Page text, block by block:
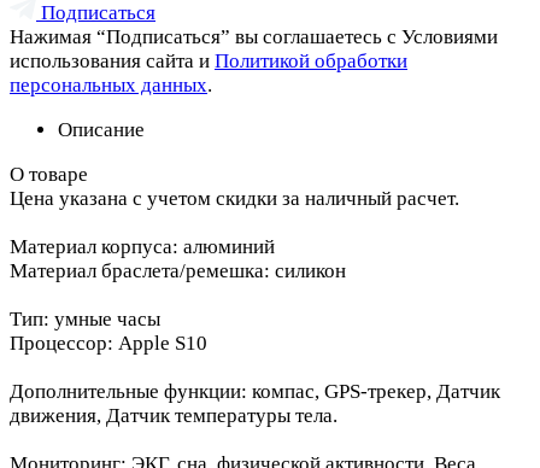
Подписаться
Нажимая “Подписаться” вы соглашаетесь с Условиями
использования сайта и Политикой обработки
персональных данных.
Описание
О товаре
Цена указана с учетом скидки за наличный расчет.
Материал корпуса: алюминий
Материал браслета/ремешка: силикон
Тип: умные часы
Процессор: Apple S10
Дополнительные функции: компас, GPS-трекер, Датчик
движения, Датчик температуры тела.
Мониторинг: ЭКГ, сна, физической активности, Веса,